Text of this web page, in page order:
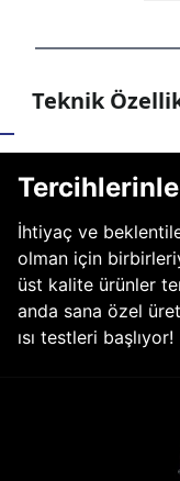
Teknik
İhtiyaç ve
olman için
üst kalite ürünler
anda sana özel
ısı testleri başlıyor!